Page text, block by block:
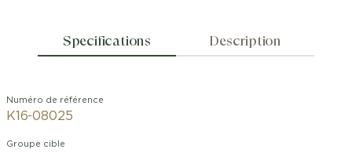
Specifications Description
Numéro de référence
K16-08025
Groupe cible